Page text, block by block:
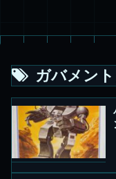
ガバメン